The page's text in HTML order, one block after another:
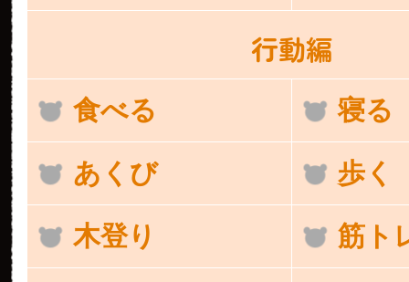
行動編
食べる 寝る
あくび 歩く
木登り 筋ト